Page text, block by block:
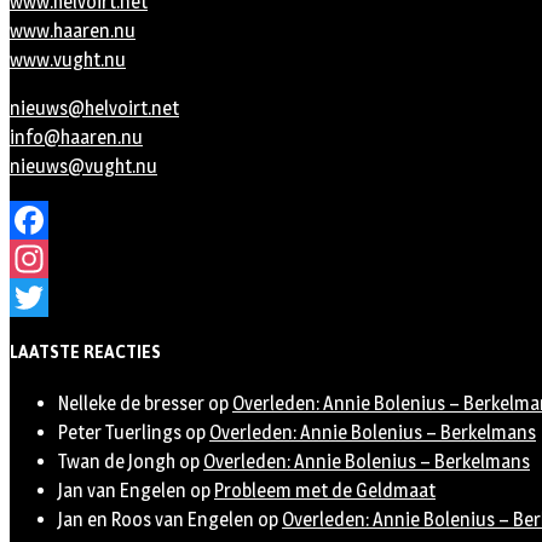
www.haaren.nu
www.vught.nu
nieuws@helvoirt.net
info@haaren.nu
nieuws@vught.nu
Facebook
Instagram
LAATSTE REACTIES
Nelleke de bresser op Overleden: Annie Bolenius –
Peter Tuerlings op Overleden: Annie Bolenius – Berkelmans
Twan de Jongh op Overleden: Annie Bolenius – Berkelmans
Jan van Engelen op Probleem met de Geldmaat
Jan en Roos van Engelen op Overleden: Annie Bolenius –